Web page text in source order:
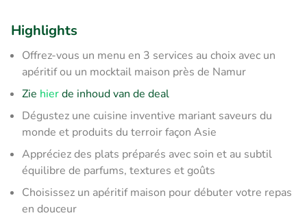
Highlights
Offrez-vous un menu en 3 services au choix avec un
apéritif ou un mocktail maison près de Namur
Zie hierde inhoud van de deal
Dégustez une cuisine inventive mariant saveurs du
monde et produits du terroir façon Asie
Appréciez des plats préparés avec soin et au subtil
équilibre de parfums, textures et goûts
Choisissez un apéritif maison pour débuter votre repas
en douceur